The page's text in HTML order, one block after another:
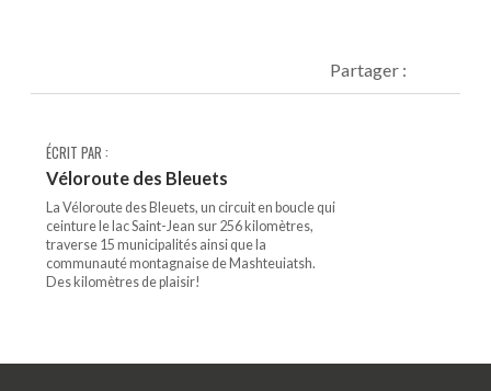
Partager :
ÉCRIT PAR :
Véloroute des Bleuets
La Véloroute des Bleuets, un circuit en boucle qui
ceinture le lac Saint-Jean sur 256 kilomètres,
traverse 15 municipalités ainsi que la
communauté montagnaise de Mashteuiatsh.
Des kilomètres de plaisir!